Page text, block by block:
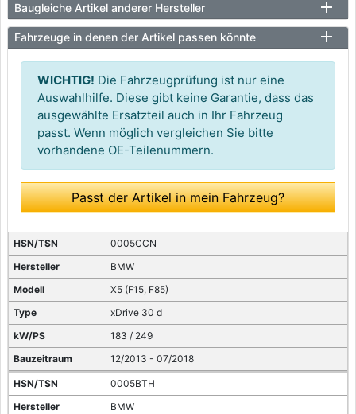
Baugleiche Artikel anderer Hersteller
Fahrzeuge in denen der Artikel passen könnte
WICHTIG! Die Fahrzeugprüfung ist nur eine
Auswahlhilfe. Diese gibt keine Garantie, dass das
ausgewählte Ersatzteil auch in Ihr Fahrzeug
passt. Wenn möglich vergleichen Sie bitte
vorhandene OE-Teilenummern.
Passt der Artikel in mein Fahrzeug?
0005CCN
BMW
X5 (F15, F85)
xDrive 30 d
183 / 249
12/2013 - 07/2018
0005BTH
BMW